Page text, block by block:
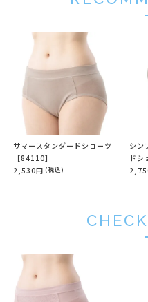
サマースタンダードショーツ
【84110】
2,530円 (税込)
シン
ドシ